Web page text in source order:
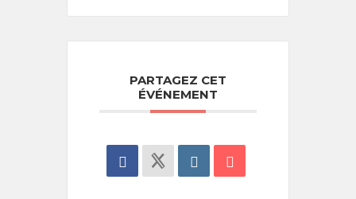
PARTAGEZ CET
ÉVÉNEMENT